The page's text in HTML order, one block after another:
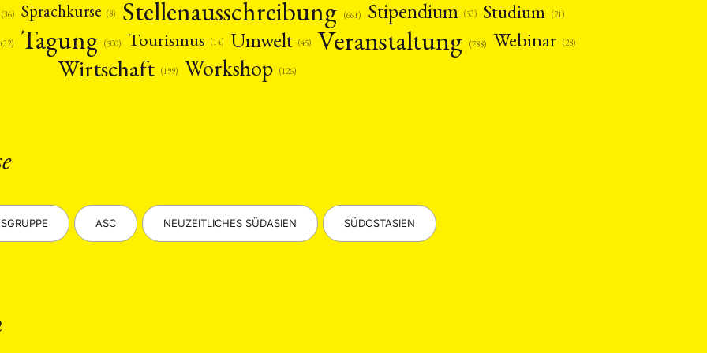
Mitgliedern (4) Art ASIEN (Zeitschrift) (25) Auszeichnung (12) Bericht
(36) Sprachkurse (8) Stellenausschreibung (661) Stipendium (53) Studium (21)
(32) Tagung (500) Tourismus (14) Umwelt (45) Veranstaltung (788) Webinar (28)
Wirtschaft (199) Workshop (126)
ASC NEUZEITLICHES SÜDASIEN SÜDOSTASIEN